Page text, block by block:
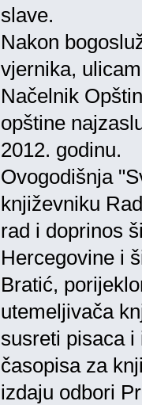
slave.
Nakon
vjernika,
Načelnik
opštine
2012. godinu.
Ovogodišnja
književniku
rad i doprinos
Hercegovine i
Bratić,
utemeljivača
susreti pisaca
časopisa za
izdaju odbori